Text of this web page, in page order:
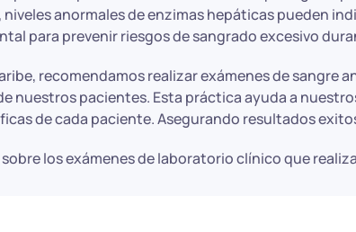
anormales de enzimas hepáticas pueden
para prevenir riesgos de sangrado excesivo
recomendamos realizar exámenes de
nuestros pacientes. Esta práctica ayuda a
de cada paciente. Asegurando resultados
los exámenes de laboratorio clínico que